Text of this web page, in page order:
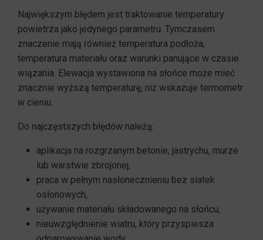
Największym błędem jest traktowanie temperatury
powietrza jako jedynego parametru. Tymczasem
znaczenie mają również temperatura podłoża,
temperatura materiału oraz warunki panujące w czasie
wiązania. Elewacja wystawiona na słońce może mieć
znacznie wyższą temperaturę, niż wskazuje termometr
w cieniu.
Do najczęstszych błędów należą:
aplikacja na rozgrzanym betonie, jastrychu, murze
lub warstwie zbrojonej,
praca w pełnym nasłonecznieniu bez siatek
osłonowych,
używanie materiału składowanego na słońcu,
nieuwzględnienie wiatru, który przyspiesza